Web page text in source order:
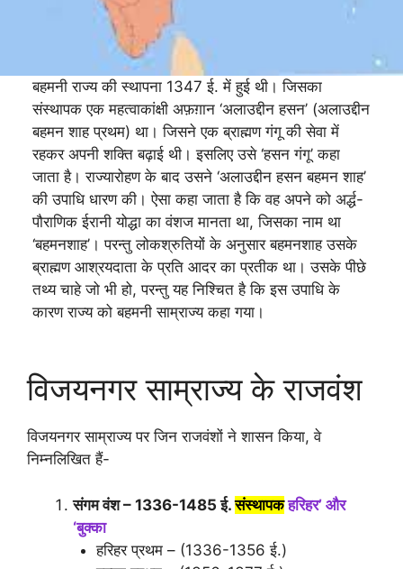
बहमनी राज्य की स्थापना 1347 ई. में हुई थी। जिसका
संस्थापक एक महत्वाकांक्षी अफ़ग़ान ‘अलाउद्दीन हसन’ (अलाउद्दीन
बहमन शाह प्रथम) था। जिसने एक ब्राह्मण गंगू की सेवा में
रहकर अपनी शक्ति बढ़ाई थी। इसलिए उसे ‘हसन गंगू’ कहा
जाता है। राज्यारोहण के बाद उसने ‘अलाउद्दीन हसन बहमन शाह’
की उपाधि धारण की। ऐसा कहा जाता है कि वह अपने को अर्द्ध-
पौराणिक ईरानी योद्धा का वंशज मानता था, जिसका नाम था
‘बहमनशाह’। परन्तु लोकश्रुतियों के अनुसार बहमनशाह उसके
ब्राह्मण आश्रयदाता के प्रति आदर का प्रतीक था। उसके पीछे
तथ्य चाहे जो भी हो, परन्तु यह निश्चित है कि इस उपाधि के
कारण राज्य को बहमनी साम्राज्य कहा गया।
विजयनगर साम्राज्य के राजवंश
विजयनगर साम्राज्य पर जिन राजवंशों ने शासन किया, वे
निम्नलिखित हैं-
संगम वंश – 1336-1485 ई.संस्थापक हरिहर’ और
‘बुक्का
हरिहर प्रथम – (1336-1356 ई.)